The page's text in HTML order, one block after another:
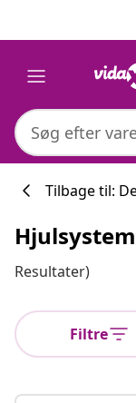
Tilbage til:
Resultater)
Filtre